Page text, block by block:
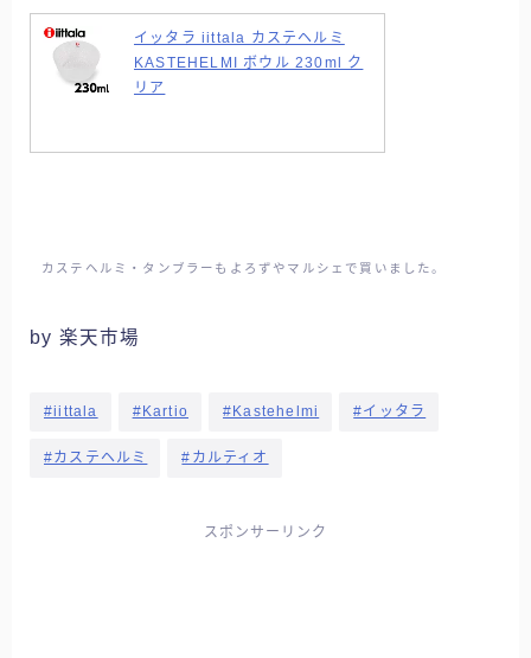
イッタラ iittala カステヘルミ
KASTEHELMI ボウル 230ml ク
リア
カステヘルミ・タンブラーもよろずやマルシェで買いました。
by 楽天市場
#iittala #Kartio #Kastehelmi #イッタラ
#カステヘルミ #カルティオ
スポンサーリンク